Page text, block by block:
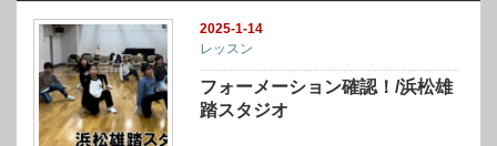
2025-1-14
レッスン
フォーメーション確認！/浜松雄
踏スタジオ